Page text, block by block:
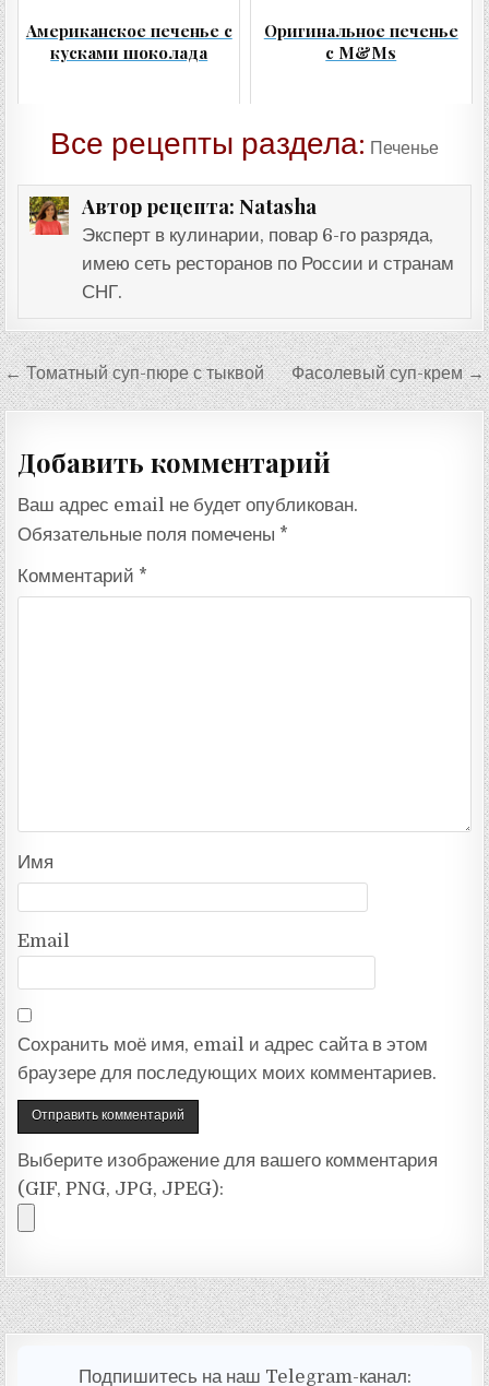
Американское печенье с
кусками шоколада
Оригинальное печенье
с M&Ms
Все рецепты раздела: Печенье
Автор рецепта: Natasha
Эксперт в кулинарии, повар 6-го разряда,
имею сеть ресторанов по России и странам
СНГ.
Навигация
по
← Томатный суп-пюре с тыквой Фасолевый суп-крем →
Добавить комментарий
Ваш адрес email не будет опубликован.
Обязательные поля помечены *
Комментарий *
Имя
Email
Сохранить моё имя, email и адрес сайта в этом
браузере для последующих моих комментариев.
Выберите изображение для вашего комментария
(GIF, PNG, JPG, JPEG):
Подпишитесь на наш Telegram-канал: